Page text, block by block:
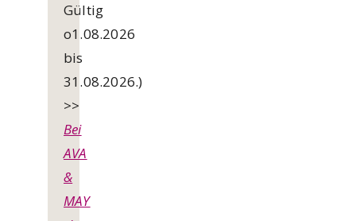
Gültig
o1.08.2026
bis
31.08.2026.)
>>
Bei
AVA
&
MAY